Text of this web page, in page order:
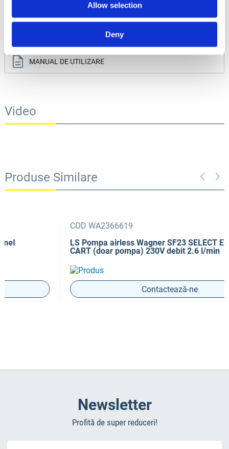
Allow selection
Deny
Documentație tehnică
MANUAL DE UTILIZARE
Video
Produse Similare
COD WA2366619
LS Pompa airless Wagner SF23 SELECT Emulsion
CART (doar pompa) 230V debit 2.6 l/min
Contactează-ne
Newsletter
Profită de super reduceri!